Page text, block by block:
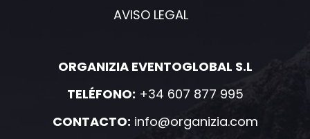
AVISO LEGAL
ORGANIZIA EVENTOGLOBAL S.L
TELÉFONO: +34 607 877 995
CONTACTO: info@organizia.com